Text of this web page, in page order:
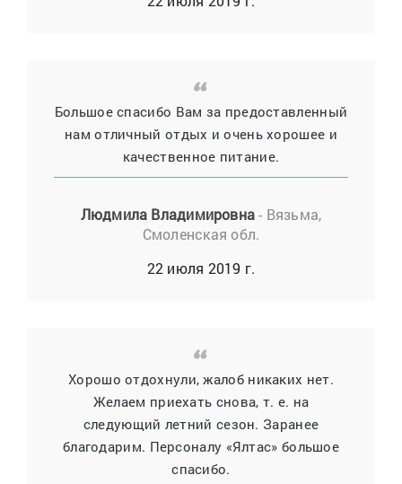
Большое спасибо Вам за предоставленный
нам отличный отдых и очень хорошее и
качественное питание.
Людмила Владимировна- Вязьма,
Смоленская обл.
22 июля 2019 г.
Хорошо отдохнули, жалоб никаких нет.
Желаем приехать снова, т. е. на
следующий летний сезон. Заранее
благодарим. Персоналу «Ялтас» большое
спасибо.